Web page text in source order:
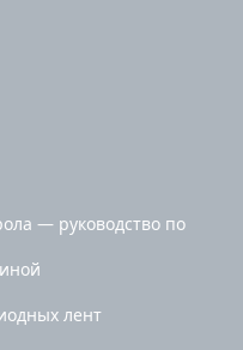
— руководство по
лент